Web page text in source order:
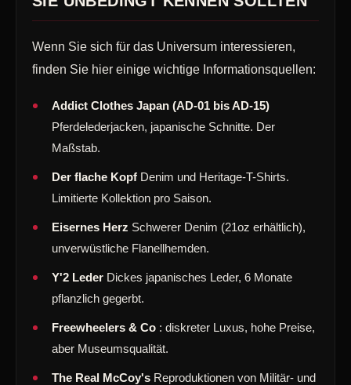
Wenn Sie sich für das Universum interessieren,
finden Sie hier einige wichtige Informationsquellen:
Addict Clothes Japan (AD-01 bis AD-15)
Pferdelederjacken, japanische Schnitte. Der
Maßstab.
Der flache Kopf Denim und Heritage-T-Shirts.
Limitierte Kollektion pro Saison.
Eisernes Herz Schwerer Denim (21oz erhältlich),
unverwüstliche Flanellhemden.
Y'2 Leder Dickes japanisches Leder, 6 Monate
pflanzlich gegerbt.
Freewheelers & Co : diskreter Luxus, hohe Preise,
aber Museumsqualität.
The Real McCoy's Reproduktionen von Militär- und